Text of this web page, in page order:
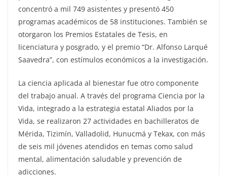
concentró a mil 749 asistentes y presentó 450
programas académicos de 58 instituciones. También se
otorgaron los Premios Estatales de Tesis, en
licenciatura y posgrado, y el premio “Dr. Alfonso Larqué
Saavedra”, con estímulos económicos a la investigación.
La ciencia aplicada al bienestar fue otro componente
del trabajo anual. A través del programa Ciencia por la
Vida, integrado a la estrategia estatal Aliados por la
Vida, se realizaron 27 actividades en bachilleratos de
Mérida, Tizimín, Valladolid, Hunucmá y Tekax, con más
de seis mil jóvenes atendidos en temas como salud
mental, alimentación saludable y prevención de
adicciones.